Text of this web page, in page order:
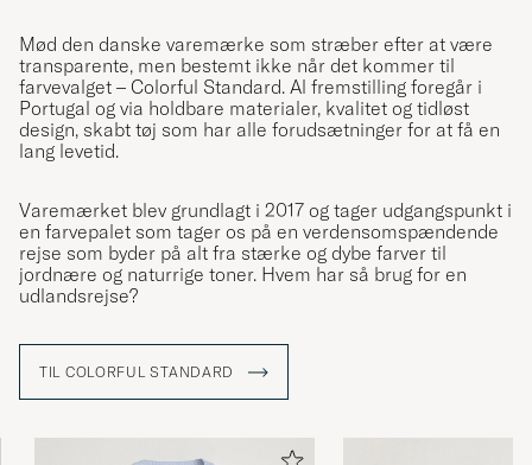
Perfekt, precis vad jag letade efter. Storlek M,
178cm, 84kg normalbyggd
Super bra fit og bra materiale.
Mød den danske varemærke som stræber efter at være
transparente, men bestemt ikke når det kommer til
farvevalget – Colorful Standard. Al fremstilling foregår i
Portugal og via holdbare materialer, kvalitet og tidløst
design, skabt tøj som har alle forudsætninger for at få en
lang levetid.
Varemærket blev grundlagt i 2017 og tager udgangspunkt i
en farvepalet som tager os på en verdensomspændende
rejse som byder på alt fra stærke og dybe farver til
jordnære og naturrige toner. Hvem har så brug for en
udlandsrejse?
TIL COLORFUL STANDARD